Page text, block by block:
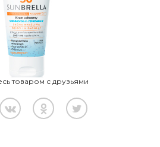
товаром с друзьями